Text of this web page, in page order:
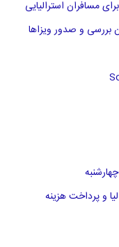
مسافران استرالیایی
بررسی و صدور ویزاها
و پرداخت هزینه